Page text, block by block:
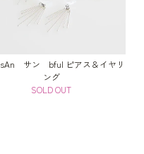
sAn サン bful ピアス＆イヤリ
ング
SOLD OUT